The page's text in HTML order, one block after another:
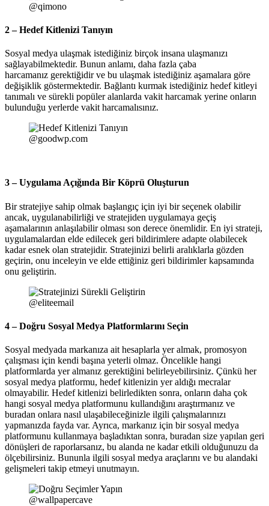
@qimono
2 – Hedef Kitlenizi Tanıyın
Sosyal medya ulaşmak istediğiniz birçok insana ulaşmanızı
sağlayabilmektedir. Bunun anlamı, daha fazla çaba
harcamanız gerektiğidir ve bu ulaşmak istediğiniz aşamalara göre
değişiklik göstermektedir. Bağlantı kurmak istediğiniz hedef kitleyi
tanımalı ve sürekli popüler alanlarda vakit harcamak yerine onların
bulunduğu yerlerde vakit harcamalısınız.
@goodwp.com
3 – Uygulama Açığında Bir Köprü Oluşturun
Bir stratejiye sahip olmak başlangıç için iyi bir seçenek olabilir
ancak, uygulanabilirliği ve stratejiden uygulamaya geçiş
aşamalarının anlaşılabilir olması son derece önemlidir. En iyi strateji,
uygulamalardan elde edilecek geri bildirimlere adapte olabilecek
kadar esnek olan stratejidir. Stratejinizi belirli aralıklarla gözden
geçirin, onu inceleyin ve elde ettiğiniz geri bildirimler kapsamında
onu geliştirin.
@eliteemail
4 – Doğru Sosyal Medya Platformlarını Seçin
Sosyal medyada markanıza ait hesaplarla yer almak, promosyon
çalışması için kendi başına yeterli olmaz. Öncelikle hangi
platformlarda yer almanız gerektiğini belirleyebilirsiniz. Çünkü her
sosyal medya platformu, hedef kitlenizin yer aldığı mecralar
olmayabilir. Hedef kitlenizi belirledikten sonra, onların daha çok
hangi sosyal medya platformunu kullandığını araştırmanız ve
buradan onlara nasıl ulaşabileceğinizle ilgili çalışmalarınızı
yapmanızda fayda var. Ayrıca, markanız için bir sosyal medya
platformunu kullanmaya başladıktan sonra, buradan size yapılan geri
dönüşleri de raporlarsanız, bu alanda ne kadar etkili olduğunuzu da
ölçebilirsiniz. Bununla ilgili sosyal medya araçlarını ve bu alandaki
gelişmeleri takip etmeyi unutmayın.
@wallpapercave